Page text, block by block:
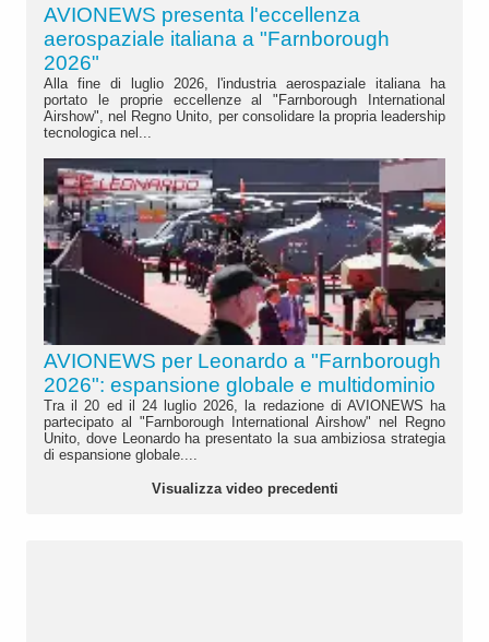
AVIONEWS presenta l'eccellenza
aerospaziale italiana a "Farnborough
2026"
Alla fine di luglio 2026, l'industria aerospaziale italiana ha
portato le proprie eccellenze al "Farnborough International
Airshow", nel Regno Unito, per consolidare la propria leadership
tecnologica nel...
AVIONEWS per Leonardo a "Farnborough
2026": espansione globale e multidominio
Tra il 20 ed il 24 luglio 2026, la redazione di AVIONEWS ha
partecipato al "Farnborough International Airshow" nel Regno
Unito, dove Leonardo ha presentato la sua ambiziosa strategia
di espansione globale....
Visualizza video precedenti